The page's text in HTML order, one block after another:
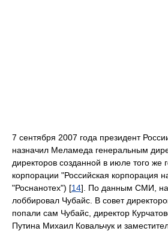
7 сентября 2007 года президент
назначил Меламеда генеральным
директоров созданной в июле того же
корпорации "Российская корпорация
"Роснанотех") [14]. По данным СМИ,
лоббировал Чубайс. В совет
попали сам Чубайс, директор
Путина Михаил Ковальчук и